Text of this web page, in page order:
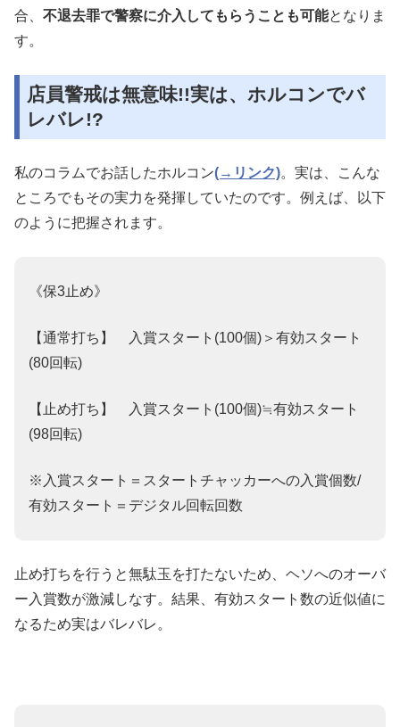
合、 不退去罪で警察に介入してもらうことも可能となりま
す。
店員警戒は無意味!!実は、ホルコンでバ
レバレ!?
私のコラムでお話したホルコン(→リンク)。実は、こんな
ところでもその実力を発揮していたのです。例えば、以下
のように把握されます。
《保3止め》
【通常打ち】 入賞スタート(100個)＞有効スタート
(80回転)
【止め打ち】 入賞スタート(100個)≒有効スタート
(98回転)
※入賞スタート＝スタートチャッカーへの入賞個数/
有効スタート＝デジタル回転回数
止め打ちを行うと無駄玉を打たないため、ヘソへのオーバ
ー入賞数が激減しなす。結果、有効スタート数の近似値に
なるため実はバレバレ。